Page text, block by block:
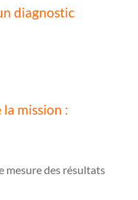
diagnostic
mission :
mesure des résultats